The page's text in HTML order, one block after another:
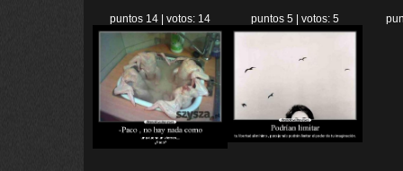
puntos 14 | votos: 14 puntos 5 | votos: 5